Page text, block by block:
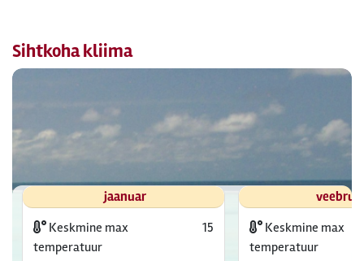
Sihtkoha kliima
jaanuar
Keskmine max
temperatuur
15
Keskmine max
temperatuur